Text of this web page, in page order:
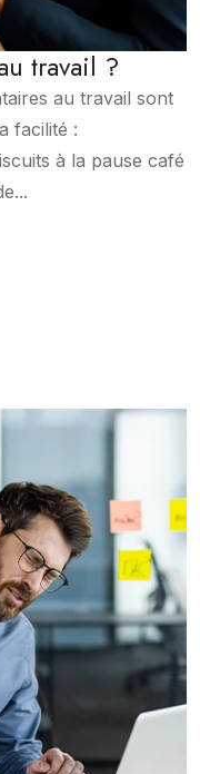
travail ?
au travail sont
facilité :
à la pause café